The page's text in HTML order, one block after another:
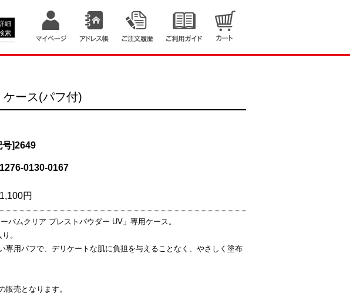
細
索
ース(パフ付)
号]2649
0130-0167
円
ーバムクリア プレストパウダー UV」専用ケース。
。
専用パフで、デリケートな肌に負担を与えることなく、やさしく塗布
販売となります。